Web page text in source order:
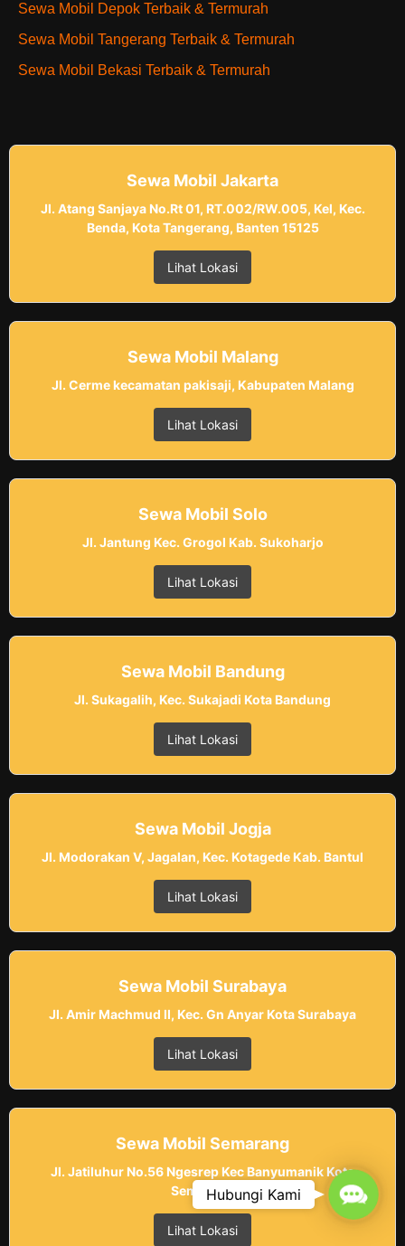
Sewa Mobil Depok Terbaik & Termurah
Sewa Mobil Tangerang Terbaik & Termurah
Sewa Mobil Bekasi Terbaik & Termurah
Sewa Mobil Jakarta
Jl. Atang Sanjaya No.Rt 01, RT.002/RW.005, Kel, Kec.
Benda, Kota Tangerang, Banten 15125
Lihat Lokasi
Sewa Mobil Malang
Jl. Cerme kecamatan pakisaji, Kabupaten Malang
Lihat Lokasi
Sewa Mobil Solo
Jl. Jantung Kec. Grogol Kab. Sukoharjo
Lihat Lokasi
Sewa Mobil Bandung
Jl. Sukagalih, Kec. Sukajadi Kota Bandung
Lihat Lokasi
Sewa Mobil Jogja
Jl. Modorakan V, Jagalan, Kec. Kotagede Kab. Bantul
Lihat Lokasi
Sewa Mobil Surabaya
Jl. Amir Machmud II, Kec. Gn Anyar Kota Surabaya
Lihat Lokasi
Sewa Mobil Semarang
Jl. Jatiluhur No.56 Ngesrep Kec Banyumanik Kota
Semarang
Lihat Lokasi
Hubungi Kami